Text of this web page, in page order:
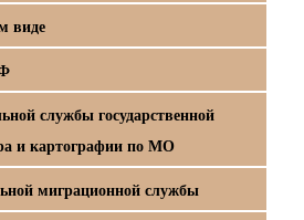
виде
службы государственной
и картографии по МО
миграционной службы